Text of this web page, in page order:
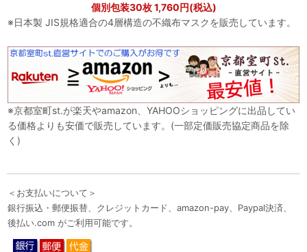
個別包装30枚 1,760円(税込)
※日本製 JIS規格適合の4層構造の不織布マスクを販売しています。
※京都室町st.が楽天やamazon、YAHOOショッピングに出品してい
る価格よりも安価で販売しています。(一部定価販売協定商品を除
く)
＜お支払いについて＞
銀行振込・郵便振替、クレジットカード、amazon-pay、Paypal決済、
後払い.com がご利用可能です。